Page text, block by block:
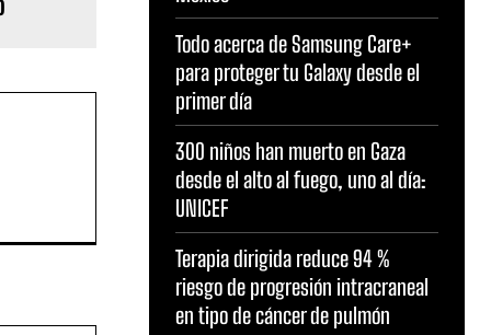
Todo acerca de Samsung Care+
para proteger tu Galaxy desde el
primer día
300 niños han muerto en Gaza
desde el alto al fuego, uno al día:
UNICEF
Terapia dirigida reduce 94 %
riesgo de progresión intracraneal
en tipo de cáncer de pulmón